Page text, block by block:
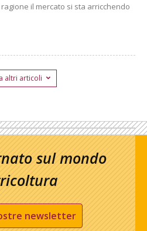
il mercato si sta arricchendo
altri articoli
sul mondo
newsletter